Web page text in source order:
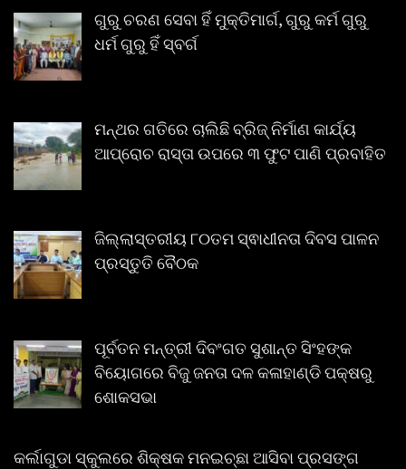
ଗୁରୁ ଚରଣ ସେବା ହିଁ ମୁକ୍ତିମାର୍ଗ, ଗୁରୁ କର୍ମ ଗୁରୁ
ଧର୍ମ ଗୁରୁ ହିଁ ସ୍ବର୍ଗ
ମନ୍ଥର ଗତିରେ ଚାଲିଛି ବ୍ରିଜ୍ ନିର୍ମାଣ କାର୍ଯ୍ୟ
ଆପ୍ରୋଚ ରାସ୍ତା ଉପରେ ୩ ଫୁଟ ପାଣି ପ୍ରବାହିତ
ଜିଲ୍ଲାସ୍ତରୀୟ ୮୦ତମ ସ୍ଵାଧୀନତା ଦିବସ ପାଳନ
ପ୍ରସ୍ତୁତି ବୈଠକ
ପୂର୍ବତନ ମନ୍ତ୍ରୀ ଦିବଂଗତ ସୁଶାନ୍ତ ସିଂହଙ୍କ
ବିୟୋଗରେ ବିଜୁ ଜନତା ଦଳ କଳାହାଣ୍ଡି ପକ୍ଷରୁ
ଶୋକସଭା
କର୍ଲାଗୁଡା ସ୍କୁଲରେ ଶିକ୍ଷକ ମନଇଚ୍ଛା ଆସିବା ପ୍ରସଙ୍ଗ